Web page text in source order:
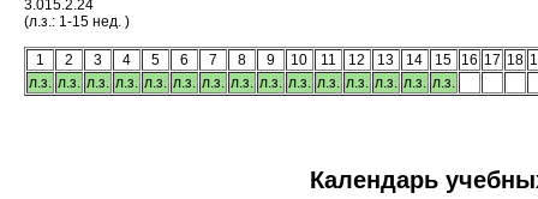
3.015.2.24
(л.з.: 1-15 нед. )
1 2 3 4 5 6 7 8 9 10 11 12 13 14 15 16 17 18
л.з. л.з. л.з. л.з. л.з. л.з. л.з. л.з. л.з. л.з. л.з. л.з. л.з. л.з. л.з.
Календарь